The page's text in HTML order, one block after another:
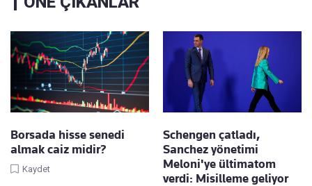
Borsada hisse senedi
almak caiz midir?
Kaydet
Schengen çatladı,
Sanchez yönetimi
Meloni'ye ültimatom
verdi: Misilleme geliyor